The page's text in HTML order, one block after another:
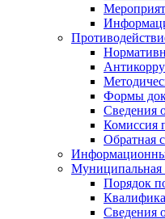
Формы
Сведения
Комиссия
Обратная
Муниципальная
Порядок
Сведения